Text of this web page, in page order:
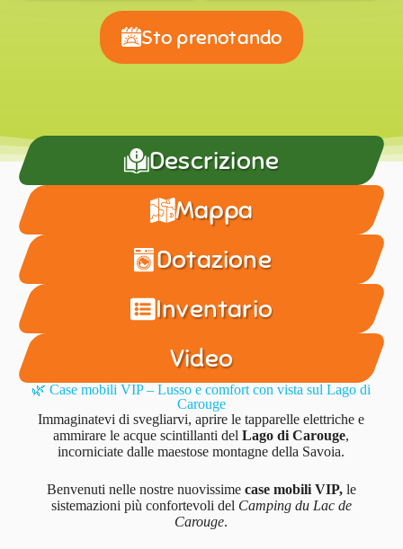
Sto prenotando
Descrizione
Mappa
Dotazione
Inventario
Video
🌿 Case mobili VIP – Lusso e comfort con vista sul Lago di
Carouge
Immaginatevi di svegliarvi, aprire le tapparelle elettriche e
ammirare le acque scintillanti delLago di Carouge,
incorniciate dalle maestose montagne della Savoia.
Benvenuti nelle nostre nuovissime case mobili VIP,le
sistemazioni più confortevoli del Camping du Lac de
Carouge.